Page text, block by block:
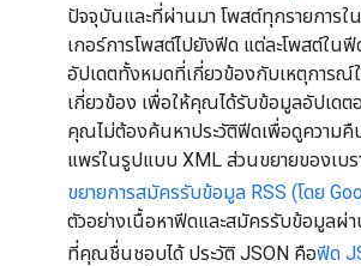
ปัจจุบันและที่ผ่านมา โพสต์ทุกรายการใ
เกอร์การโพสต์ไปยังฟีด แต่ละโพสต์ในฟี
อัปเดตทั้งหมดที่เกี่ยวข้องกับเหตุการ
เกี่ยวข้อง เพื่อให้คุณได้รับข้อมูลอัปเดต
คุณไม่ต้องค้นหาประวัติฟีดเพื่อดูความคื
แพร่ในรูปแบบ XML ส่วนขยายของเบร
ขยายการสมัครรับข้อมูล RSS (โดย
ตัวอย่างเนื้อหาฟีดและสมัครรับข้อมูลผ่
ที่คุณชื่นชอบได้ ประวัติ JSON คือฟีด